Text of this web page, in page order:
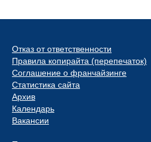
Отказ от ответственности
Правила копирайта (перепечаток)
Соглашение о франчайзинге
Статистика сайта
Архив
Календарь
Вакансии